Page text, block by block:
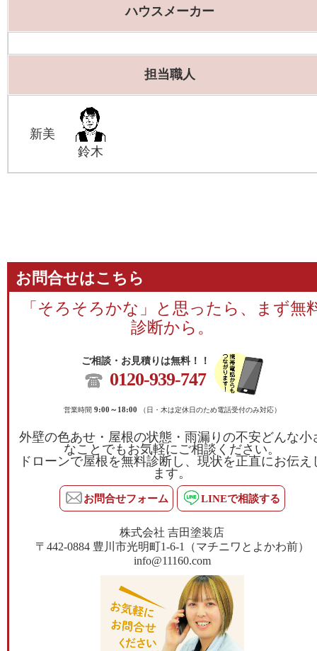
ハウスメーカー
担当職人
新美
鈴木
お問合せはこちら
「そろそろかな」と思ったら、まず無
診断から。
ご相談・お見積りは無料！！
0120-939-747
営業時間 9:00～18:00 （日・木は定休日のため電話受付のみ対応）
外壁の色あせ・屋根の状態・雨漏りの不安どんな小
なことでもお気軽にご相談ください。
ドローンで屋根を無料診断し、現状を正直にお伝え
ます。
お問合せフォーム LINEで相談する
株式会社 吉田塗装店
〒442-0884 豊川市光明町1-6-1（マチニワとよかわ前）
info@11160.com